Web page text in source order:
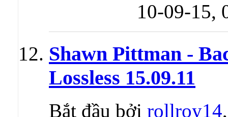
10-09-15,
Shawn Pittman -
Lossless 15.09.11
Bắt đầu bởi rollroy14